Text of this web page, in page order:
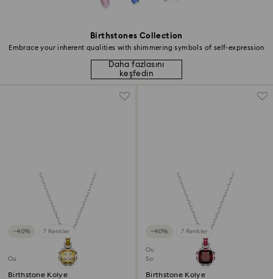
Birthstones Collection
Embrace your inherent qualities with shimmering symbols of self-expression
Daha fazlasını
keşfedin
−40% 7 Renkler
Outlet
Birthstone Kolye
−40% 7 Renkler
Outlet
Son Şans
Birthstone Kolye